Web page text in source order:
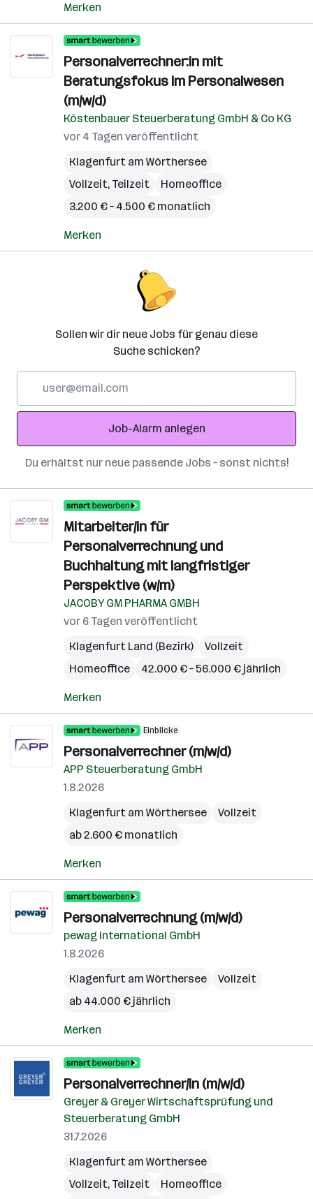
Merken
Personalverrechner:in mit
Beratungsfokus im Personalwesen
(m/w/d)
Köstenbauer Steuerberatung GmbH & Co KG
vor 4 Tagen veröffentlicht
Klagenfurt am Wörthersee
Vollzeit, Teilzeit
Homeoffice
3.200 € – 4.500 € monatlich
Merken
Sollen wir dir neue Jobs für genau diese
Suche schicken?
Adresse
Job-Alarm anlegen
Du erhältst nur neue passende Jobs – sonst nichts!
Mitarbeiter/in für
Personalverrechnung und
Buchhaltung mit langfristiger
Perspektive (w/m)
JACOBY GM PHARMA GMBH
vor 6 Tagen veröffentlicht
Klagenfurt Land (Bezirk)
Vollzeit
Homeoffice
42.000 € – 56.000 € jährlich
Merken
Einblicke
Personalverrechner (m/w/d)
APP Steuerberatung GmbH
1.8.2026
Klagenfurt am Wörthersee
Vollzeit
ab 2.600 € monatlich
Merken
Personalverrechnung (m/w/d)
pewag International GmbH
1.8.2026
Klagenfurt am Wörthersee
Vollzeit
ab 44.000 € jährlich
Merken
Personalverrechner/in (m/w/d)
Greyer & Greyer Wirtschaftsprüfung und
Steuerberatung GmbH
31.7.2026
Klagenfurt am Wörthersee
Vollzeit, Teilzeit
Homeoffice